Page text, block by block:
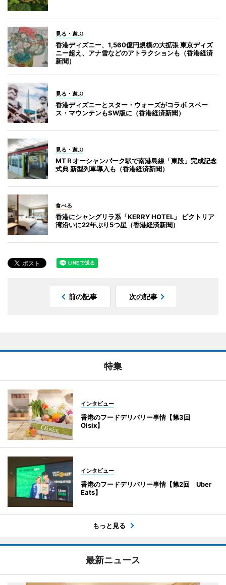
見る・遊ぶ
香港ディズニー、1,560億円規模の大拡張 東京ディズ
ニー超え、アナ雪などのアトラクションも（香港経済
新聞）
見る・遊ぶ
香港ディズニーとスター・ウォーズがコラボ スペー
ス・マウンテンもSW版に（香港経済新聞）
見る・遊ぶ
MTＲオーシャンパーク駅で南港島線「東段」完成記念
式典 新型列車導入も（香港経済新聞）
食べる
香港にシャングリラ系「KERRY HOTEL」 ビクトリア
湾沿いに22年ぶり5つ星（香港経済新聞）
前の記事 次の記事
特集
インタビュー
香港のフードデリバリー事情【第3回
Oisix】
インタビュー
香港のフードデリバリー事情【第2回 Uber
Eats】
もっと見る
最新ニュース